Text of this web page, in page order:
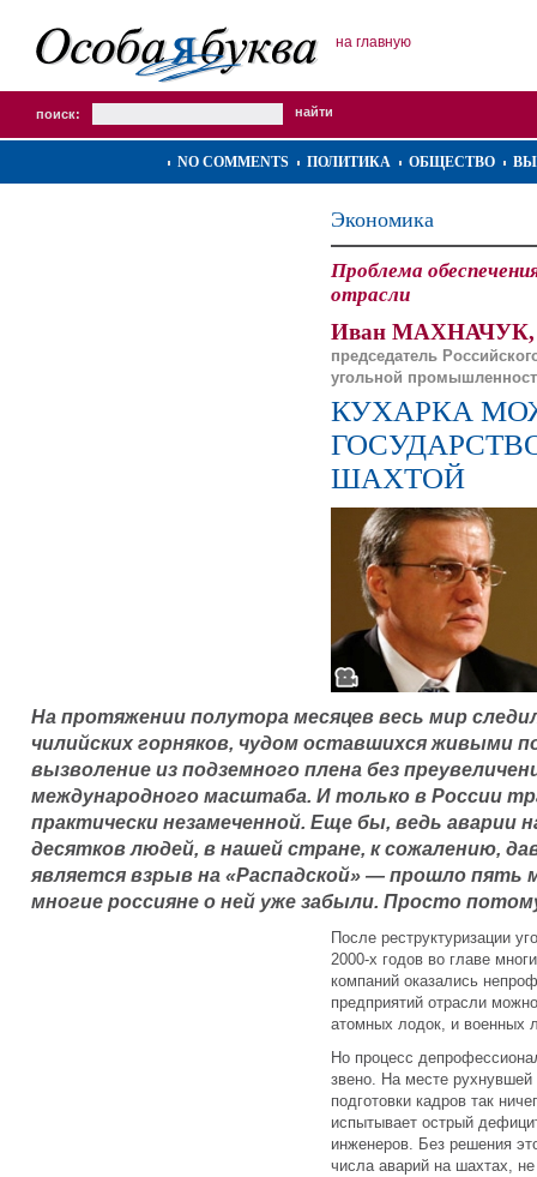
на главную
поиск:
NO COMMENTS ПОЛИТИКА ОБЩЕСТВО
Экономика
Проблема
отрасли
Иван МАХНАЧУК,
председатель
угольной
КУХАРКА
ШАХТОЙ
На протяжении полутора месяцев весь мир
чилийских горняков, чудом оставшихся живыми
вызволение из подземного плена без
международного масштаба. И только в России
практически незамеченной. Еще бы, ведь аварии
десятков людей, в нашей стране, к сожалению,
является взрыв на «Распадской» — прошло пять
многие россияне о ней уже забыли. Просто
После реструктуризации
2000-х годов во главе
компаний оказались
предприятий отрасли
атомных лодок, и военных
Но процесс
звено. На месте
подготовки кадров так
испытывает острый
инженеров. Без решения
числа аварий на шахтах,